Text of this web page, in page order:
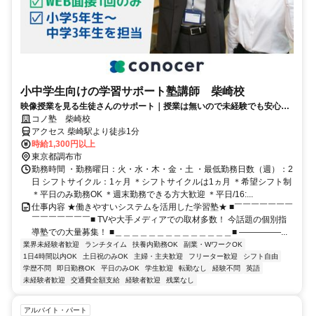
小中学生向けの学習サポート塾講師 柴崎校
映像授業を見る生徒さんのサポート｜授業は無いので未経験でも安心｜
WEB面接/1回｜週2日～OK｜履歴書不要｜応募後はフォームに1分で回
答｜1分単位で給与支給｜WワークOK｜私服勤務｜有給休暇あり｜定時
退社
コノ塾 柴崎校
アクセス 柴崎駅より徒歩1分
時給1,300円以上
東京都調布市
勤務時間 ・勤務曜日：火・水・木・金・土 ・最低勤務日数（週）：2
日 シフトサイクル：1ヶ月 ＊シフトサイクルは1ヵ月 ＊希望シフト制
＊平日のみ勤務OK ＊週末勤務できる方大歓迎 ＊平日/16:...
仕事内容 ★働きやすいシステムを活用した学習塾★ ■￣￣￣￣￣￣￣
￣￣￣￣￣￣￣■ TVや大手メディアでの取材多数！ 今話題の個別指
導塾での大量募集！ ■＿＿＿＿＿＿＿＿＿＿＿＿＿＿■ ―――――...
業界未経験者歓迎 ランチタイム 扶養内勤務OK
副業・WワークOK
1日4時間以内OK
土日祝のみOK 主婦・主夫歓迎 フリーター歓迎
シフト自由
学歴不問
即日勤務OK 平日のみOK 学生歓迎 転勤なし 経験不問
英語
未経験者歓迎
交通費全額支給 経験者歓迎 残業なし
アルバイト・パート